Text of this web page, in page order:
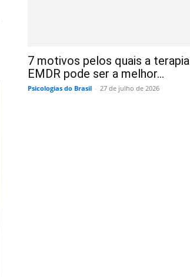
7 motivos pelos quais a terapia
EMDR pode ser a melhor...
Psicologias do Brasil - 27 de julho de 2026